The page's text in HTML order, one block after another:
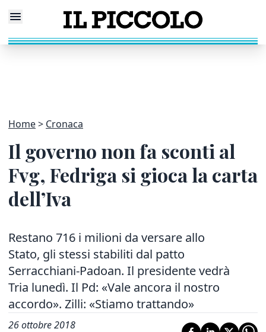
Home Cronaca
Il governo non fa sconti al
Fvg, Fedriga si gioca la carta
dell’Iva
Restano 716 i milioni da versare allo
Stato, gli stessi stabiliti dal patto
Serracchiani-Padoan. Il presidente vedrà
Tria lunedì. Il Pd: «Vale ancora il nostro
accordo». Zilli: «Stiamo trattando»
26 ottobre 2018